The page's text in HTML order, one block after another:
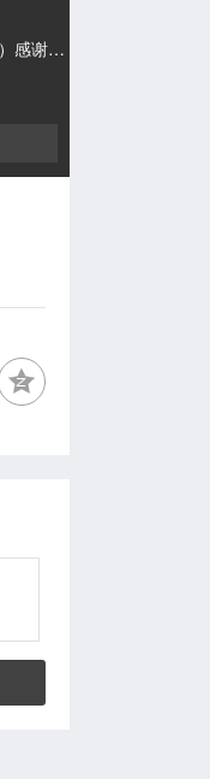
BLG.Bin ：（对粉丝）感谢大家对我的支持，我们会打得越来越好，我们会一直赢下去的！